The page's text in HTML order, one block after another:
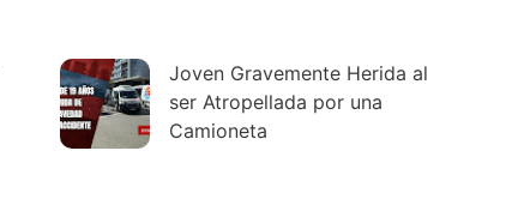
Joven Gravemente Herida al
ser Atropellada por una
Camioneta